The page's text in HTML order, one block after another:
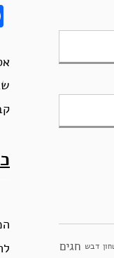
דבש חגים